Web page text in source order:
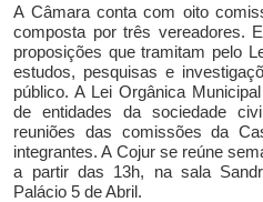
A Câmara conta com oito
composta por três vereadores.
proposições que tramitam pelo
estudos, pesquisas e
público. A Lei Orgânica
de entidades da sociedade
reuniões das comissões da
integrantes. A Cojur se reúne
a partir das 13h, na sala
Palácio 5 de Abril.